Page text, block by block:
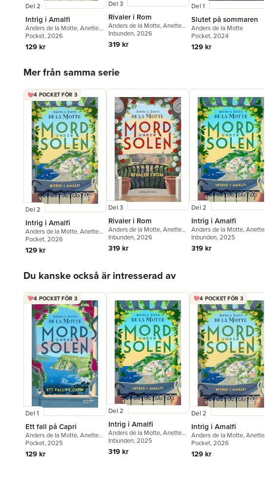
Del 2
Intrig i Amalfi
Anders de la Motte,Anette
de la Motte
Pocket, 2026
129 kr
Del 3
Rivaler i Rom
Anders de la Motte,Anette
de la Motte
Inbunden, 2026
319 kr
Del 1
Slutet på sommaren
Anders de la Motte
Pocket, 2024
129 kr
Mer från samma serie
4 POCKET FÖR 3
Del 2
Intrig i Amalfi
Anders de la Motte,Anette
de la Motte
Pocket, 2026
129 kr
Del 3
Rivaler i Rom
Anders de la Motte,Anette
de la Motte
Inbunden, 2026
319 kr
Del 2
Intrig i Amalfi
Anders de la Motte,Anette
de la Motte
Inbunden, 2025
319 kr
Du kanske också är intresserad av
4 POCKET FÖR 3
Del 1
Ett fall på Capri
Anders de la Motte,Anette
de la Motte
Pocket, 2025
129 kr
Del 2
Intrig i Amalfi
Anders de la Motte,Anette
de la Motte
Inbunden, 2025
319 kr
4 POCKET FÖR 3
Del 2
Intrig i Amalfi
Anders de la Motte,Anette
de la Motte
Pocket, 2026
129 kr